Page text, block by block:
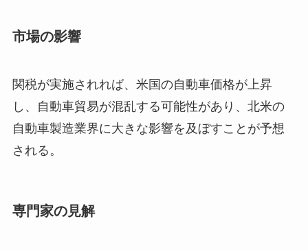
市場の影響
関税が実施されれば、米国の自動車価格が上昇
し、自動車貿易が混乱する可能性があり、北米の
自動車製造業界に大きな影響を及ぼすことが予想
される。
専門家の見解